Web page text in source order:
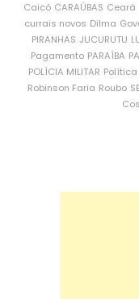
Caicó CARAÚBAS Ceará
currais novos Dilma
PIRANHAS JUCURUTU
Pagamento PARAÍBA
POLÍCIA MILITAR Política
Robinson Faria Roubo